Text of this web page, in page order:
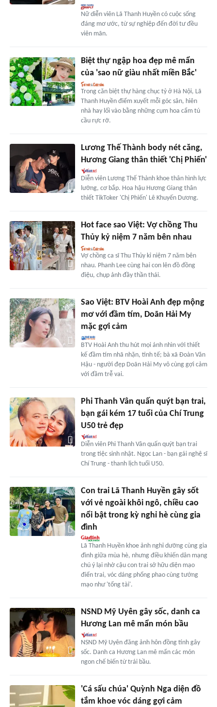
Nữ diễn viên Lã Thanh Huyền có cuộc sống
đáng mơ ước, từ sự nghiệp đến đời tư đều
viên mãn.
Biệt thự ngập hoa đẹp mê mẩn
của 'sao nữ giàu nhất miền Bắc'
Trong căn biệt thự hàng chục tỷ ở Hà Nội, Lã
Thanh Huyền điểm xuyết mỗi góc sân, hiên
nhà hay lối vào bằng những cụm hoa cẩm tú
cầu rực rỡ.
Lương Thế Thành body nét căng,
Hương Giang thân thiết 'Chị Phiến'
Diễn viên Lương Thế Thành khoe thân hình lực
lưỡng, cơ bắp. Hoa hậu Hương Giang thân
thiết TikToker 'Chị Phiến' Lê Khuyến Dương.
Hot face sao Việt: Vợ chồng Thu
Thủy kỷ niệm 7 năm bên nhau
Vợ chồng ca sĩ Thu Thủy kỉ niệm 7 năm bên
nhau. Phanh Lee cùng hai con lên đồ đồng
điệu, chụp ảnh đầy thần thái.
Sao Việt: BTV Hoài Anh đẹp mộng
mơ với đầm tím, Doãn Hải My
mặc gợi cảm
BTV Hoài Anh thu hút mọi ánh nhìn với thiết
kế đầm tím nhã nhặn, tinh tế; bà xã Đoàn Văn
Hậu - người đẹp Doãn Hải My vô cùng gợi cảm
với đầm trễ vai.
Phi Thanh Vân quấn quýt bạn trai,
bạn gái kém 17 tuổi của Chí Trung
U50 trẻ đẹp
Diễn viên Phi Thanh Vân quấn quýt bạn trai
trong tiệc sinh nhật. Ngọc Lan - bạn gái nghệ sĩ
Chí Trung - thanh lịch tuổi U50.
Con trai Lã Thanh Huyền gây sốt
với vẻ ngoài khôi ngô, chiều cao
nổi bật trong kỳ nghỉ hè cùng gia
đình
Lã Thanh Huyền khoe ảnh nghỉ dưỡng cùng gia
đình giữa mùa hè, nhưng điều khiến dân mạng
chú ý lại nhờ cậu con trai sở hữu diện mạo
điển trai, vóc dáng phổng phao cùng tướng
mạo như 'tổng tài'.
NSND Mỹ Uyên gây sốc, danh ca
Hương Lan mê mẩn món bầu
NSND Mỹ Uyên đăng ảnh hôn đồng tính gây
sốc. Danh ca Hương Lan mê mẩn các món
ngon chế biến từ trái bầu.
'Cá sấu chúa' Quỳnh Nga diện đồ
tắm khoe vóc dáng gợi cảm